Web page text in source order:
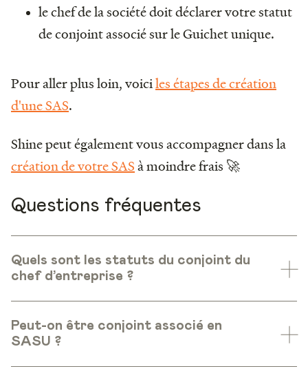
le chef de la société doit déclarer votre statut
de conjoint associé sur le Guichet unique.
Pour aller plus loin, voiciles étapes de création
d'une SAS.
Shine peut également vous accompagner dans la
création de votre SASà moindre frais 🚀
Questions fréquentes
Quels sont les statuts du conjoint du
chef d’entreprise ?
Peut-on être conjoint associé en
SASU ?